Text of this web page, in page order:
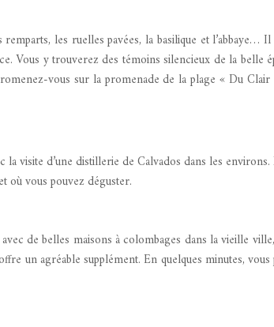
les ruelles pavées, la basilique et
Vous y trouverez des témoins silencieux de la belle
vous sur la promenade de la plage « Du
d’une distillerie de Calvados dans les
où vous pouvez déguster.
de belles maisons à colombages dans la vieille
un agréable supplément. En quelques minutes,